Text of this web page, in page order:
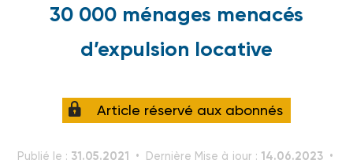
30 000 ménages menacés
d’expulsion locative
Article réservé aux abonnés
Publié le : 31.05.2021 Dernière Mise à jour : 14.06.2023